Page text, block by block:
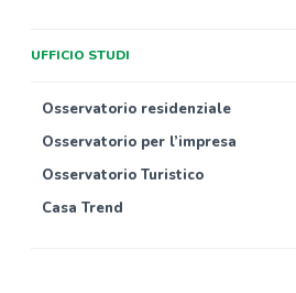
UFFICIO STUDI
Osservatorio residenziale
Osservatorio per l’impresa
Osservatorio Turistico
Casa Trend